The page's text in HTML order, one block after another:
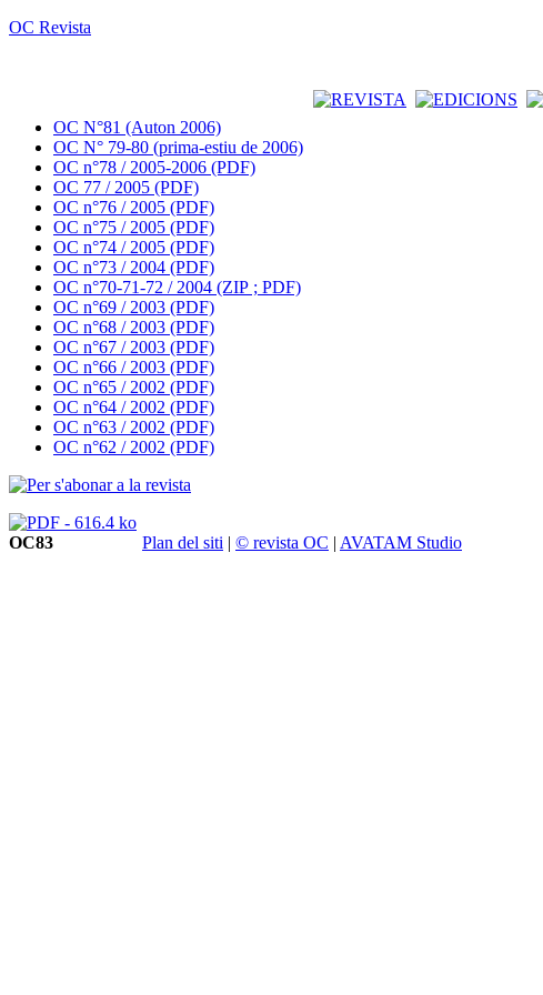
OC Revista
OC N°81 (Auton 2006)
OC N° 79-80 (prima-estiu de 2006)
OC n°78 / 2005-2006 (PDF)
OC 77 / 2005 (PDF)
OC n°76 / 2005 (PDF)
OC n°75 / 2005 (PDF)
OC n°74 / 2005 (PDF)
OC n°73 / 2004 (PDF)
OC n°70-71-72 / 2004 (ZIP ; PDF)
OC n°69 / 2003 (PDF)
OC n°68 / 2003 (PDF)
OC n°67 / 2003 (PDF)
OC n°66 / 2003 (PDF)
OC n°65 / 2002 (PDF)
OC n°64 / 2002 (PDF)
OC n°63 / 2002 (PDF)
OC n°62 / 2002 (PDF)
OC83 Plan del siti | © revista OC | AVATAM Studio